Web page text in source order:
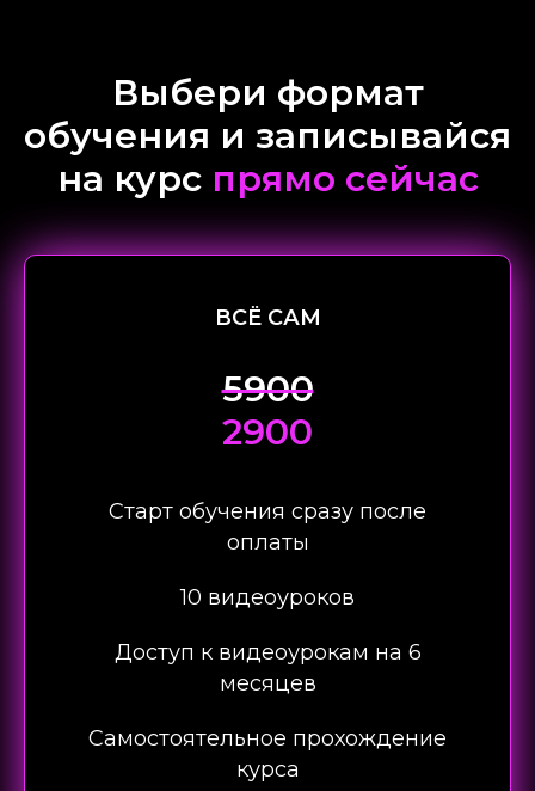
Выбери формат
обучения и записывайся
на курспрямо сейчас
ВСЁ САМ
5900
2900
Старт обучения сразу после
оплаты
10 видеоуроков
Доступ к видеоурокам на 6
месяцев
Самостоятельное прохождение
курса